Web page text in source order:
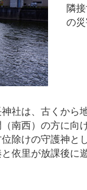
隣
の
社は、古くから
南西）の方に向
除けの守護神と
依里が放課後に